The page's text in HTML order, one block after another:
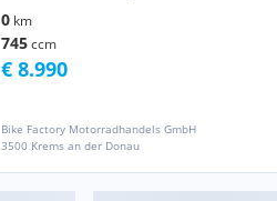
0 km
745ccm
Bike Factory Motorradhandels GmbH
3500 Krems an der Donau
€ 8.990